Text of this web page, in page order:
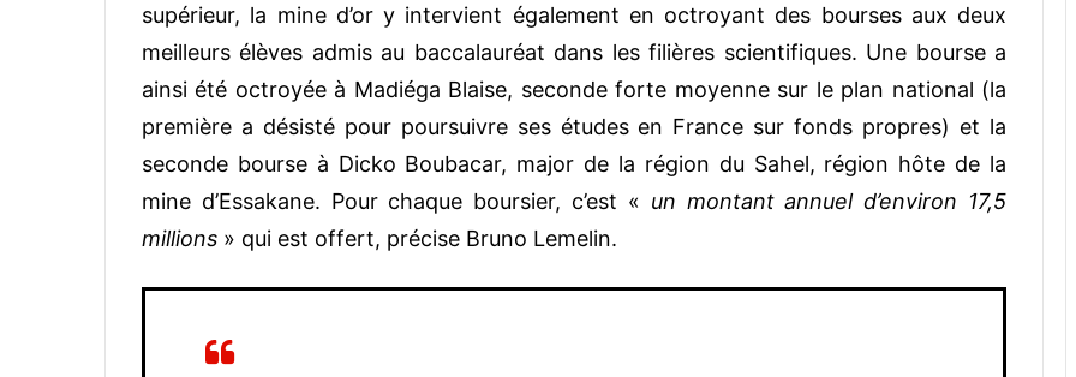
supérieur, la mine d’or y intervient également en octroyant des bourses aux deux
meilleurs élèves admis au baccalauréat dans les filières scientifiques. Une bourse a
ainsi été octroyée à Madiéga Blaise, seconde forte moyenne sur le plan national (la
première a désisté pour poursuivre ses études en France sur fonds propres) et la
seconde bourse à Dicko Boubacar, major de la région du Sahel, région hôte de la
mine d’Essakane. Pour chaque boursier, c’est « un montant annuel d’environ 17,5
millions » qui est offert, précise Bruno Lemelin.